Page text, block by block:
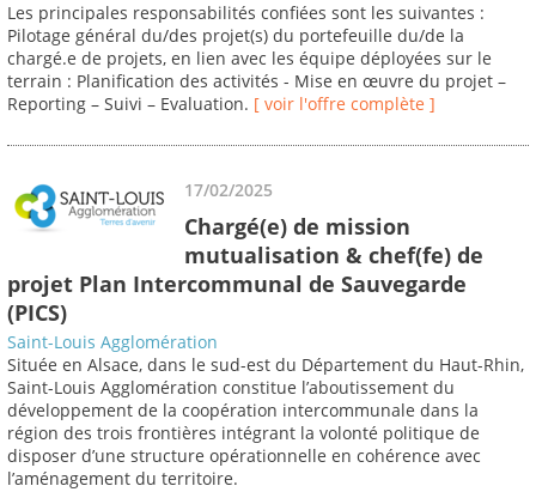
Les principales responsabilités confiées sont les suivantes :
Pilotage général du/des projet(s) du portefeuille du/de la
chargé.e de projets, en lien avec les équipe déployées sur le
terrain : Planification des activités - Mise en œuvre du projet –
Reporting – Suivi – Evaluation. [ voir l'offre complète ]
17/02/2025
Chargé(e) de mission
mutualisation & chef(fe) de
projet Plan Intercommunal de Sauvegarde
(PICS)
Saint-Louis Agglomération
Située en Alsace, dans le sud-est du Département du Haut-Rhin,
Saint-Louis Agglomération constitue l’aboutissement du
développement de la coopération intercommunale dans la
région des trois frontières intégrant la volonté politique de
disposer d’une structure opérationnelle en cohérence avec
l’aménagement du territoire.